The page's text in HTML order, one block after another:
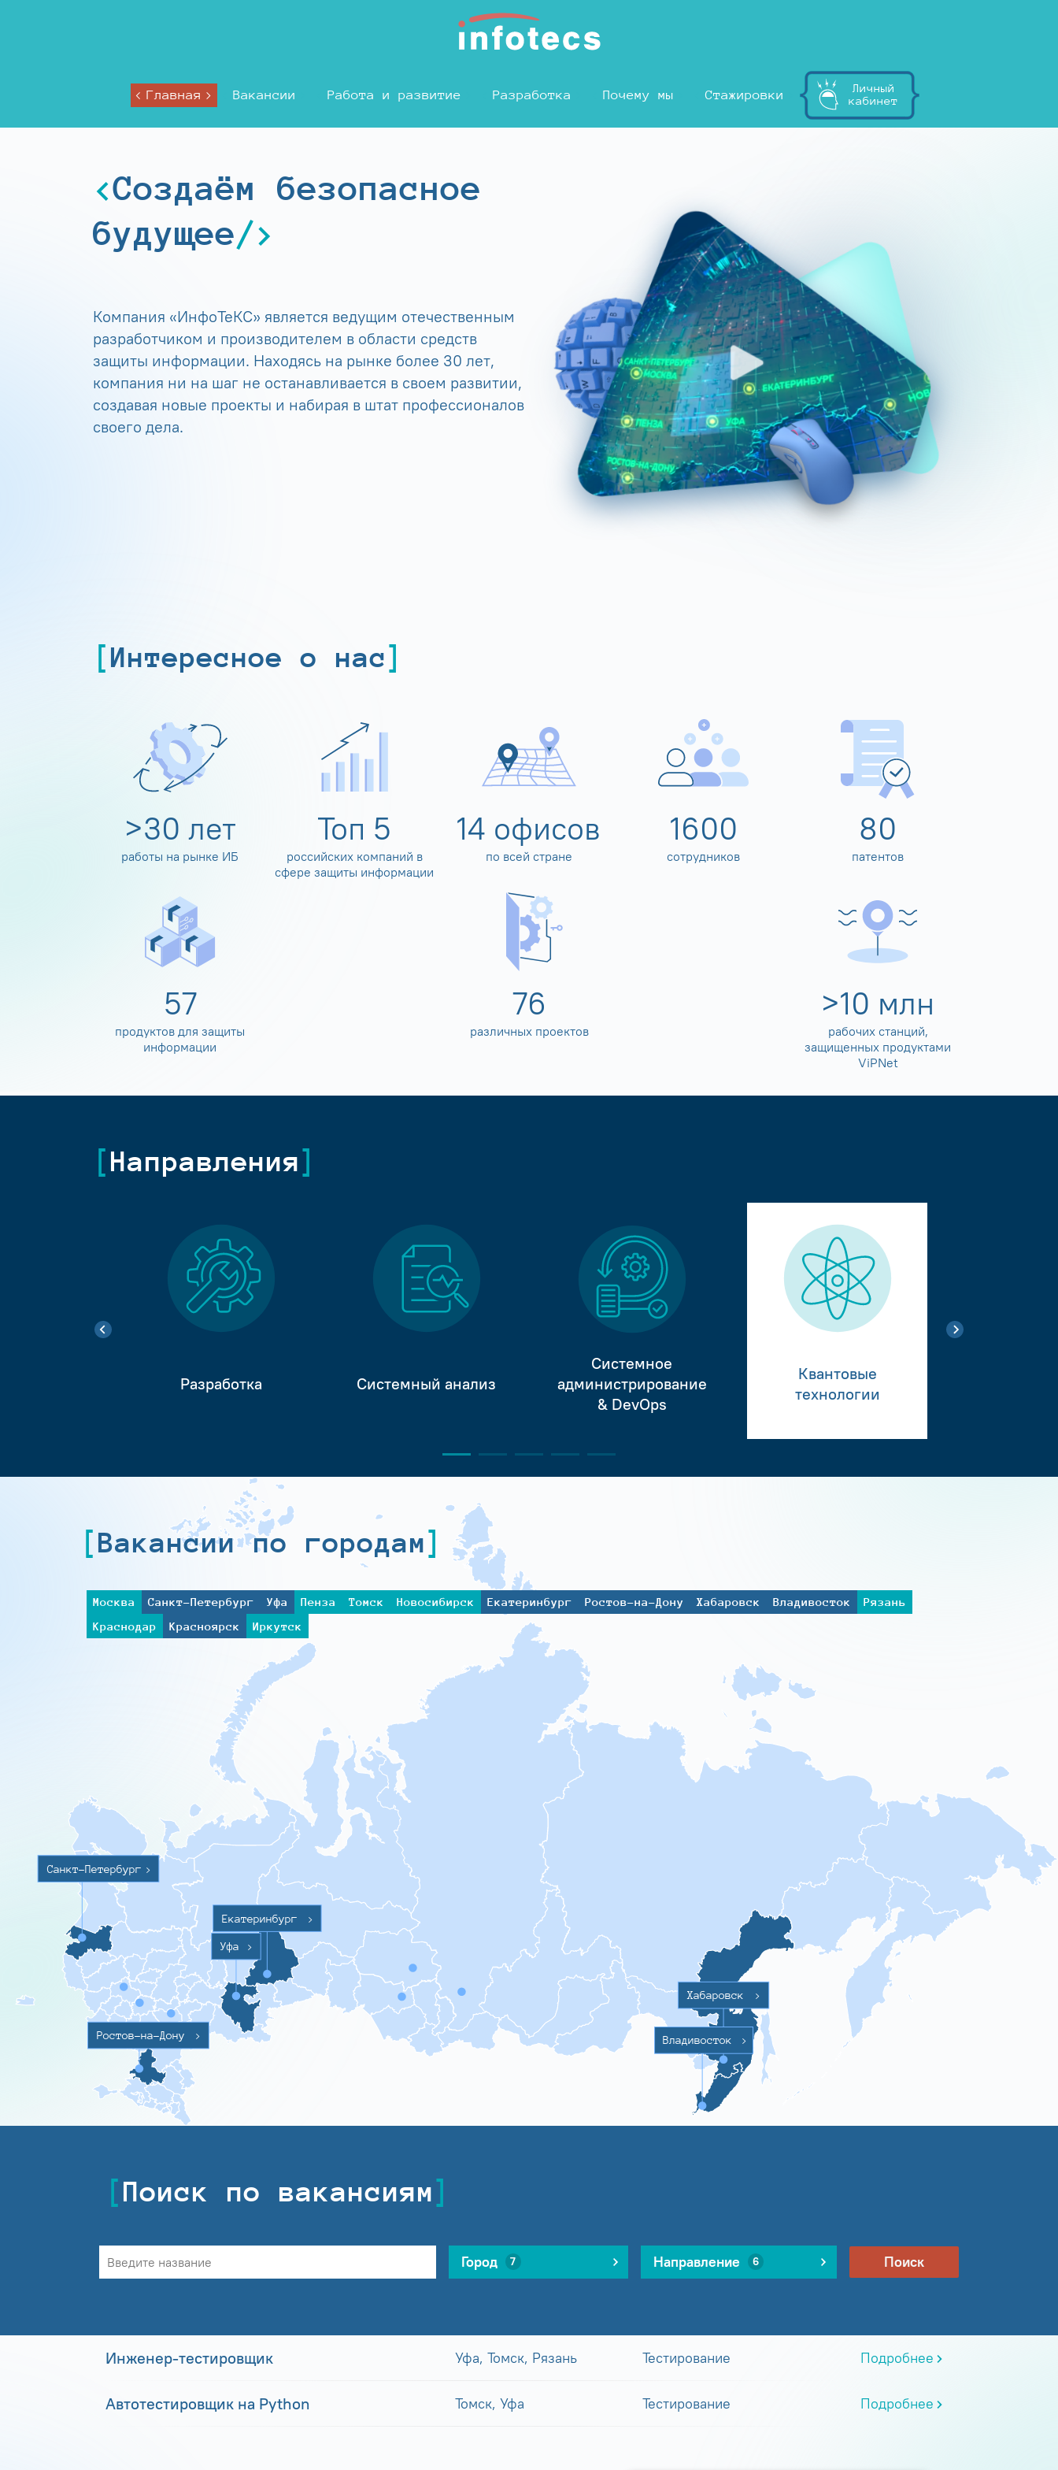
Главная Вакансии Работа и развитие Разработка Почему мы Стажировки
Личный
кабинет
Создаём безопасное
будущее
Компания «ИнфоТеКС» является ведущим отечественным
разработчиком и производителем в области средств
защиты информации. Находясь на рынке более 30 лет,
компания ни на шаг не останавливается в своем развитии,
создавая новые проекты и набирая в штат профессионалов
своего дела.
Интересное о нас
>30 лет
работы на рынке ИБ
Топ 5
российских компаний в
сфере защиты информации
14 офисов
по всей стране
1600
сотрудников
80
патентов
60
продуктов для защиты
информации
80
различных проектов
>10 млн
рабочих станций,
защищенных продуктами
ViPNet
Направления
Разработка Системный анализ
Системное
администрирование
& DevOps
Квантовые
технологии
Вакансии по городам
Москва Санкт-Петербург Уфа Пенза Томск Новосибирск Екатеринбург Ростов-на-Дону Хабаровск Владивосток
Рязань
Краснодар
Красноярск Иркутск
Санкт-Петербург >
Ростов-на-Дону >
Уфа >
Екатеринбург >
Хабаровск >
Владивосток >
Поиск по вакансиям
Город 7 Направление 6 Поиск
Инженер-тестировщик Уфа, Томск, Рязань Тестирование Подробнее
Автотестировщик на Python Томск, Уфа Тестирование Подробнее